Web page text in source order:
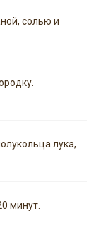
солью и
лука,
минут.